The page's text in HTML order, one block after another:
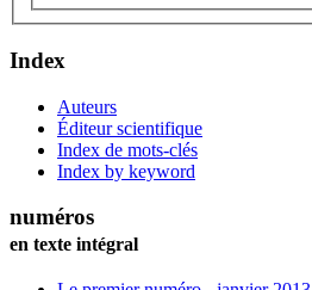
Index
Auteurs
Éditeur scientifique
Index de mots-clés
Index by keyword
numéros
en texte intégral